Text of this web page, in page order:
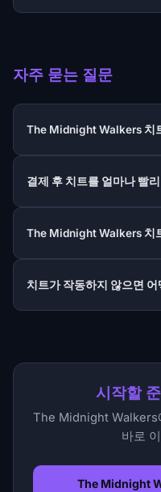
자주 묻는 질문
The Midnight Walkers 치
결제 후 치트를 얼마나 빨
The Midnight Walkers 치
치트가 작동하지 않으면 어
시작할
The Midnight Walkers
바로
The Midnight